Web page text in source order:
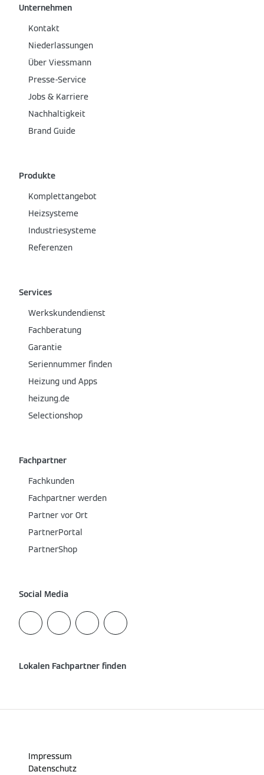
Unternehmen
Kontakt
Niederlassungen
Über Viessmann
Presse-Service
Jobs & Karriere
Nachhaltigkeit
Brand Guide
Produkte
Komplettangebot
Heizsysteme
Industriesysteme
Referenzen
Services
Werkskundendienst
Fachberatung
Garantie
Seriennummer finden
Heizung und Apps
heizung.de
Selectionshop
Fachpartner
Fachkunden
Fachpartner werden
Partner vor Ort
PartnerPortal
PartnerShop
Social Media
Lokalen Fachpartner finden
Impressum
Datenschutz